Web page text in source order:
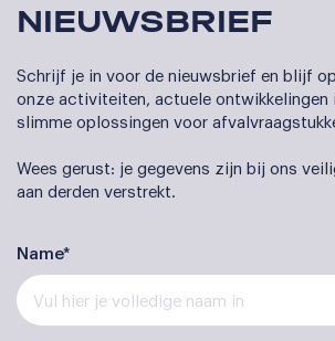
NIEUWSBRIEF
Schrijf je in voor de nieuwsbrief en blijf
onze activiteiten, actuele ontwikkelingen
slimme oplossingen voor
Wees gerust: je gegevens zijn bij ons
aan derden verstrekt.
Name*